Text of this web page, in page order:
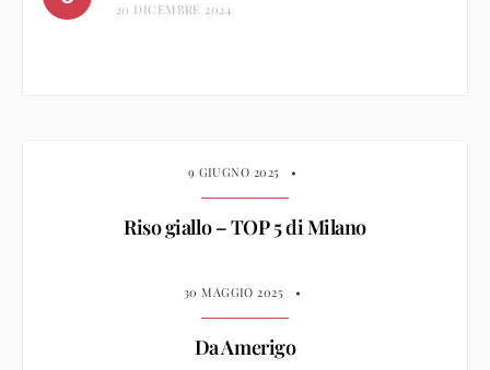
20 DICEMBRE 2024
9 GIUGNO 2025 •
Riso giallo – TOP 5 di Milano
30 MAGGIO 2025 •
Da Amerigo